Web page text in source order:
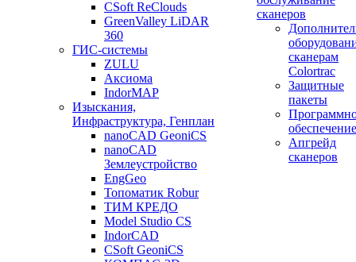
CSoft ReClouds
GreenValley LiDAR
360
ГИС-системы
ZULU
Аксиома
IndorMAP
Изыскания,
Инфраструктура, Генплан
nanoCAD GeoniCS
nanoCAD
Землеустройство
EngGeo
Топоматик Robur
ТИМ КРЕДО
Model Studio CS
IndorCAD
CSoft GeoniCS
сканеров
сканерам
Colortrac
Защитные
пакеты
обеспечение
Апгрейд
сканеров